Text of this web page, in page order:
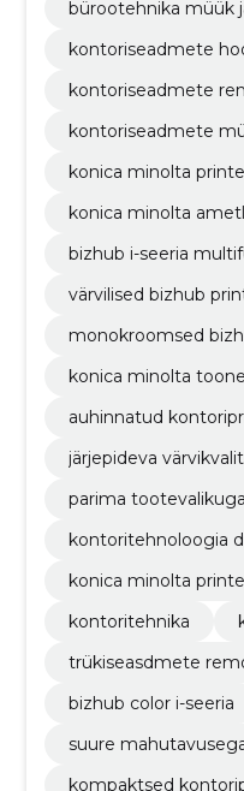
bürootehnika müük
kontoriseadmete
kontoriseadmete
kontoriseadmete
konica minolta
konica minolta
bizhub i-seeria
värvilised bizhub
monokroomsed
konica minolta
auhinnatud
järjepideva
parima
kontoritehnoloogia
konica minolta
kontoritehnika
trükiseasdmete
bizhub color i-seeria
suure
kompaktsed